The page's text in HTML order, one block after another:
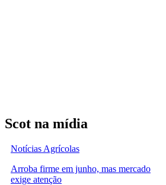
Scot na mídia
Notícias Agrícolas
Arroba firme em junho, mas mercado
exige atenção